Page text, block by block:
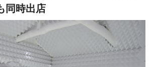
同時出店